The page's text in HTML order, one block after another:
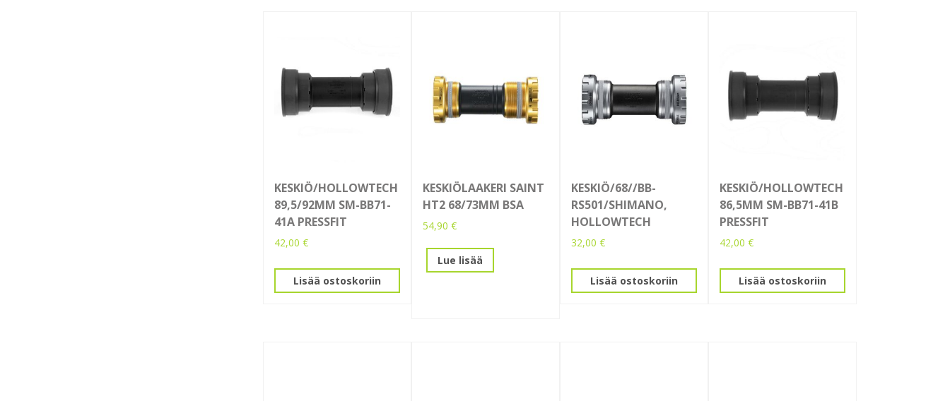
KESKIÖ/HOLLOWTECH
89,5/92MM SM-BB71-
41A PRESSFIT
42,00 €
Lisää ostoskoriin
KESKIÖLAAKERI SAINT
HT2 68/73MM BSA
54,90 €
Lue lisää
KESKIÖ/68//BB-
RS501/SHIMANO,
HOLLOWTECH
32,00 €
Lisää ostoskoriin
KESKIÖ/HOLLOWTECH
86,5MM SM-BB71-41B
PRESSFIT
42,00 €
Lisää ostoskoriin